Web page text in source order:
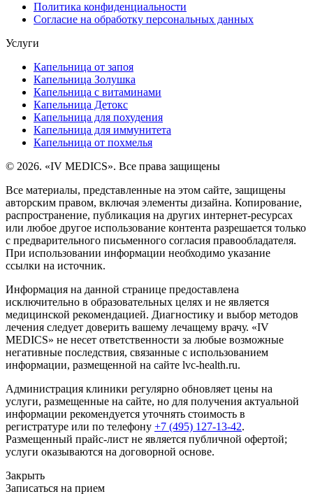
Политика конфиденциальности
Согласие на обработку персональных данных
Услуги
Капельница от запоя
Капельница Золушка
Капельница с витаминами
Капельница Детокс
Капельница для похудения
Капельница для иммунитета
Капельница от похмелья
© 2026. «IV MEDICS». Все права защищены
Все материалы, представленные на этом сайте, защищены
авторским правом, включая элементы дизайна. Копирование,
распространение, публикация на других интернет-ресурсах
или любое другое использование контента разрешается только
с предварительного письменного согласия правообладателя.
При использовании информации необходимо указание
ссылки на источник.
Информация на данной странице предоставлена
исключительно в образовательных целях и не является
медицинской рекомендацией. Диагностику и выбор методов
лечения следует доверить вашему лечащему врачу. «IV
MEDICS» не несет ответственности за любые возможные
негативные последствия, связанные с использованием
информации, размещенной на сайте lvc-health.ru.
Администрация клиники регулярно обновляет цены на
услуги, размещенные на сайте, но для получения актуальной
информации рекомендуется уточнять стоимость в
регистратуре или по телефону +7 (495) 127-13-42.
Размещенный прайс-лист не является публичной офертой;
услуги оказываются на договорной основе.
Закрыть
Записаться на прием